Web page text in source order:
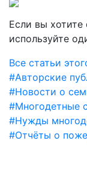
Если вы
используйте
Все статьи
#Авторские
#Новости о
#Многодетные
#Нужды
#Отчёты о